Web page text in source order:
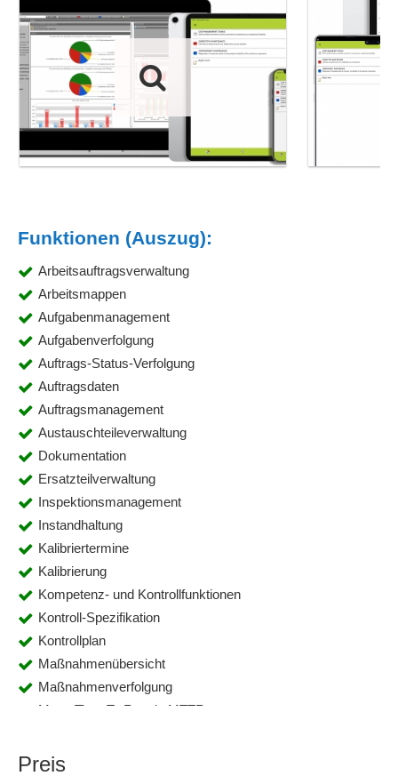
Funktionen (Auszug):
Arbeitsauftragsverwaltung
Arbeitsmappen
Aufgabenmanagement
Aufgabenverfolgung
Auftrags-Status-Verfolgung
Auftragsdaten
Auftragsmanagement
Austauschteileverwaltung
Dokumentation
Ersatzteilverwaltung
Inspektionsmanagement
Instandhaltung
Kalibriertermine
Kalibrierung
Kompetenz- und Kontrollfunktionen
Kontroll-Spezifikation
Kontrollplan
Maßnahmenübersicht
Maßnahmenverfolgung
Mean Time To Repair, MTTR
Mobile Datenerfassung
Preis